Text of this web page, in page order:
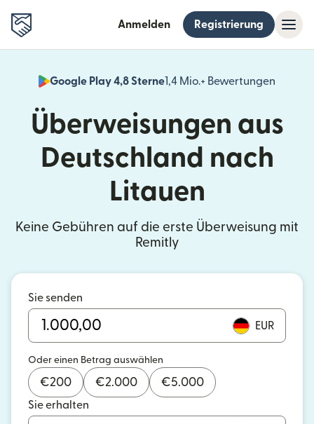
Anmelden Registrierung
Google Play 4,8 Sterne1,4 Mio.+ Bewertungen
Überweisungen aus
Deutschland nach
Litauen
Keine Gebühren auf die erste Überweisung mit
Remitly
Sie senden
EUR
Oder einen Betrag auswählen
€200 €2.000 €5.000
Sie erhalten